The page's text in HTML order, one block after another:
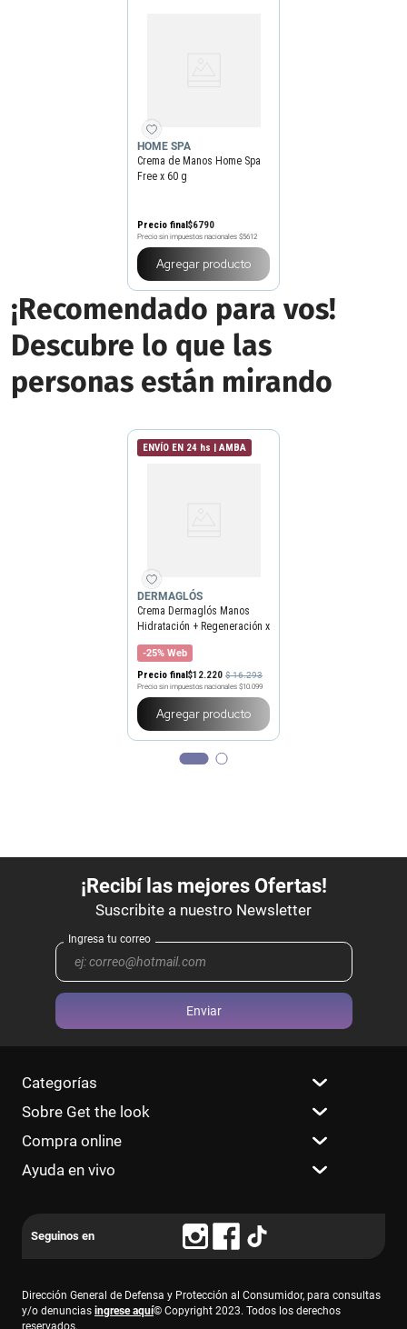
HOME SPA
Crema de Manos Home Spa
Free x 60 g
Precio final$6790
Precio sin impuestos nacionales $5612
Agregar producto
¡Recomendado para vos!
Descubre lo que las
personas están mirando
ENVÍO EN 24 hs | AMBA
DERMAGLÓS
Crema Dermaglós Manos
Hidratación + Regeneración x
50 g
-25% Web
Precio final$12.220 $16.293
Precio sin impuestos nacionales $10.099
Agregar producto
Enviar
Categorías
Sobre Get the look
Compra online
Ayuda en vivo
Dirección General de Defensa y Protección al Consumidor, para consultas
y/o denuncias ingrese aquí© Copyright 2023. Todos los derechos
reservados.